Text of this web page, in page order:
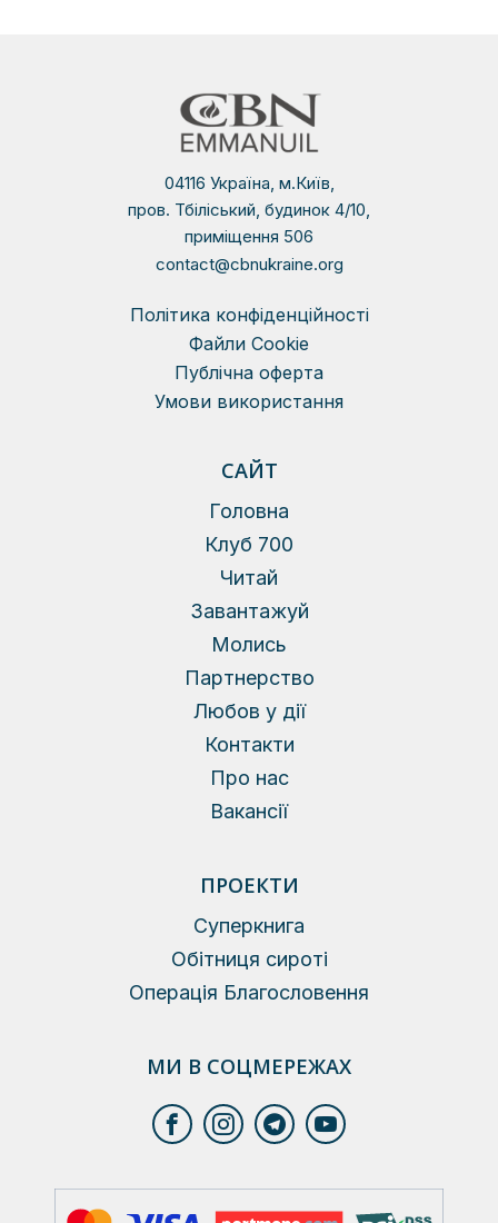
04116 Україна, м.Київ,
пров. Тбіліський, будинок 4/10,
приміщення 506
contact@cbnukraine.org
Політика конфіденційності
Файли Сookie
Публічна оферта
Умови використання
САЙТ
Головна
Клуб 700
Читай
Завантажуй
Молись
Партнерство
Любов у дії
Контакти
Про нас
Вакансії
ПРОЕКТИ
Суперкнига
Обітниця сироті
Операція Благословення
МИ В СОЦМЕРЕЖАХ